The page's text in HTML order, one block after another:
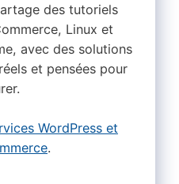
des tutoriels
Linux et
avec des solutions
et pensées pour
WordPress et
.